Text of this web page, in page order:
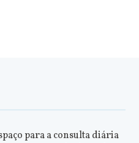
para a consulta diária